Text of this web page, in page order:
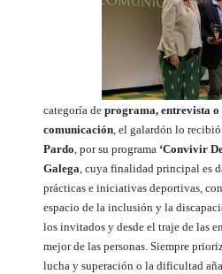
categoría deprograma, entrevista o
comunicación, el galardón lo
Pardo, por su programa ‘Convivir
Galega, cuya finalidad principal es
prácticas e iniciativas deportivas,
espacio de la inclusión y la
los invitados y desde el traje de las
mejor de las personas. Siempre
lucha y superación o la dificultad